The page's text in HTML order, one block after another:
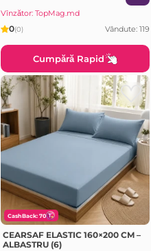
Vînzător: TopMag.md
0(0) Vândute: 119
Cumpără Rapid
CashBack: 70
CEARSAF ELASTIC 160×200 CM –
ALBASTRU (6)